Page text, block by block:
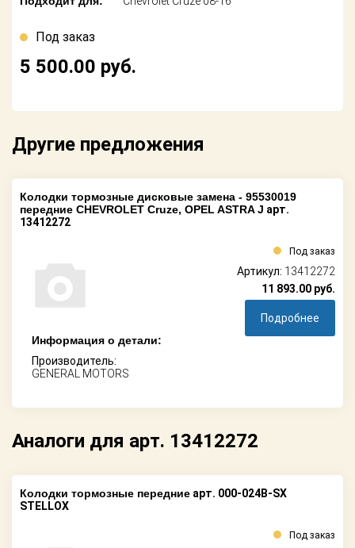
Поставщикам
Партнерство и
заказ
Контакты
Под заказ
5 500.00 руб.
Другие предложения
Колодки тормозные дисковые замена - 95530019
передние CHEVROLET Cruze, OPEL ASTRA J арт.
13412272
Информация о детали:
Производитель:
GENERAL MOTORS
Под заказ
Артикул: 13412272
11 893.00 руб.
Подробнее
Аналоги для арт. 13412272
Колодки тормозные передние арт. 000-024B-SX
STELLOX
Под заказ